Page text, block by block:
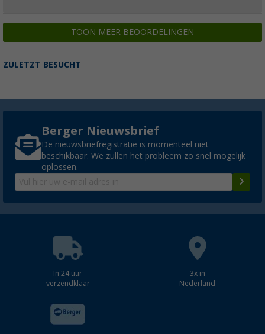
TOON MEER BEOORDELINGEN
ZULETZT BESUCHT
Berger Nieuwsbrief
De nieuwsbriefregistratie is momenteel niet
beschikbaar. We zullen het probleem zo snel mogelijk
oplossen.
In 24 uur
verzendklaar
3x in
Nederland